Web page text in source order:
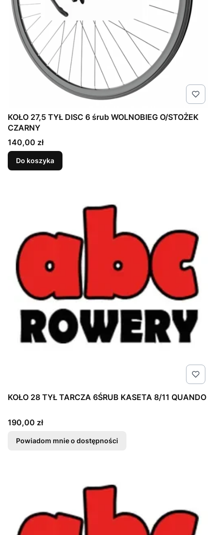
KOŁO 27,5 TYŁ DISC 6 śrub WOLNOBIEG O/STOŻEK
CZARNY
Cena
140,00 zł
Do koszyka
KOŁO 28 TYŁ TARCZA 6ŚRUB KASETA 8/11 QUANDO
Cena
190,00 zł
Powiadom mnie o dostępności